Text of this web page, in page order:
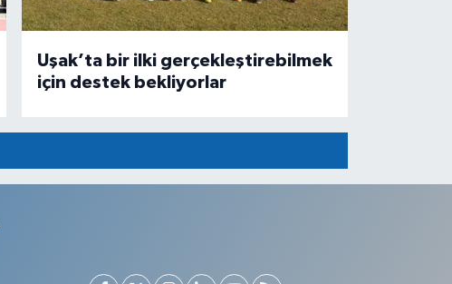
Uşak’ta bir ilki gerçekleştirebilmek
için destek bekliyorlar